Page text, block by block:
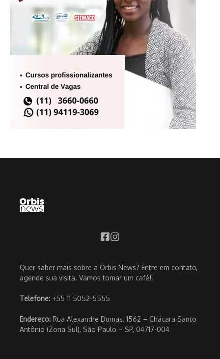
Quer saber mais sobre a Orbis News? Entre em contato,
agende sua visita. Vamos tomar um café!.
Telefone: +55 11 5052-5555
Endereço: Rua Alexandre Dumas, 1562 – Chácara Santo
Antônio (Zona Sul), São Paulo – SP, 04717-004